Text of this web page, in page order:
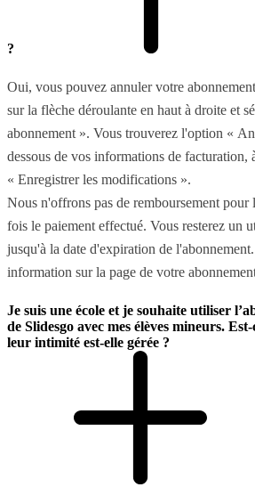
?
Oui, vous pouvez annuler votre
sur la flèche déroulante en haut à droite et
abonnement ». Vous trouverez l'option «
dessous de vos informations de facturation,
« Enregistrer les modifications ».
Nous n'offrons pas de remboursement pour
fois le paiement effectué. Vous resterez un
jusqu'à la date d'expiration de
information sur la page de votre
Je suis une école et je souhaite utiliser
de Slidesgo avec mes élèves mineurs.
leur intimité est-elle gérée ?